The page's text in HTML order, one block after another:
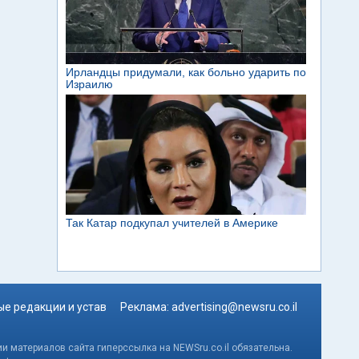
редакции и устав Реклама: advertising@newsru.co.il
сайта гиперссылка на NEWSru.co.il обязательна.